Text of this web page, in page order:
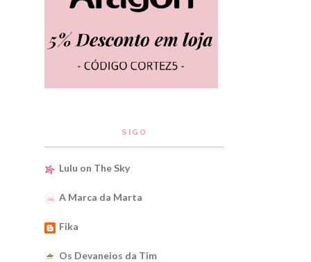
SIGO
Lulu on The Sky
A Marca da Marta
Fika
Os Devaneios da Tim